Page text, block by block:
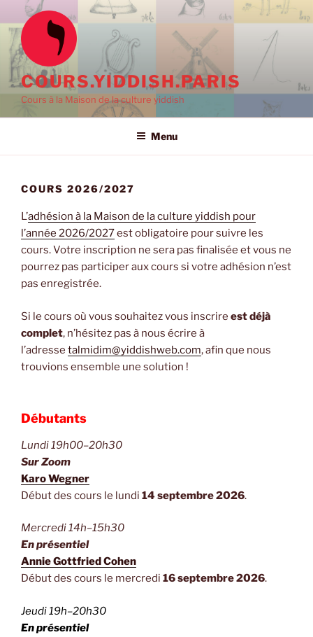
au
contenu
principal
COURS.YIDDISH.PARIS
Cours à la Maison de la culture yiddish
Menu
COURS 2026/2027
L’adhésion à la Maison de la culture yiddish pour
l’année 2026/2027est obligatoire pour suivre les
cours. Votre inscription ne sera pas finalisée et vous ne
pourrez pas participer aux cours si votre adhésion n’est
pas enregistrée.
Si le cours où vous souhaitez vous inscrire est déjà
complet, n’hésitez pas à nous écrire à
l’adresse talmidim@yiddishweb.com, afin que nous
trouvions ensemble une solution !
yiddish
les
Débutants
Lundi 19h00–20h30
Sur Zoom
Karo Wegner
Début des cours le lundi 14 septembre 2026.
Mercredi 14h–15h30
En présentiel
Annie Gottfried Cohen
Début des cours le mercredi 16 septembre 2026.
Jeudi 19h–20h30
En présentiel